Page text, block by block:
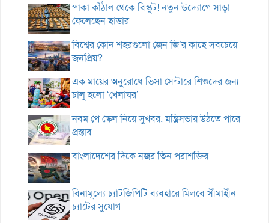
পাকা কাঁঠাল থেকে বিস্কুট! নতুন উদ্যোগে সাড়া
ফেলেছেন ছাত্তার
বিশ্বের কোন শহরগুলো জেন জি’র কাছে সবচেয়ে
জনপ্রিয়?
এক মায়ের অনুরোধে ভিসা সেন্টারে শিশুদের জন্য
চালু হলো ‘খেলাঘর’
নবম পে স্কেল নিয়ে সুখবর, মন্ত্রিসভায় উঠতে পারে
প্রস্তাব
বাংলাদেশের দিকে নজর তিন পরাশক্তির
বিনামূল্যে চ্যাটজিপিটি ব্যবহারে মিলবে সীমাহীন
চ্যাটের সুযোগ